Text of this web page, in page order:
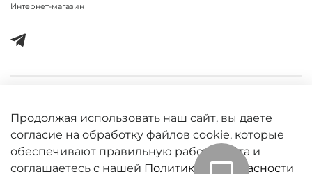
Интернет-магазин
Продолжая использовать наш сайт, вы даете
согласие на обработку файлов cookie, которые
обеспечивают правильную работу сайта и
соглашаетесь с нашей Политикой безопасности